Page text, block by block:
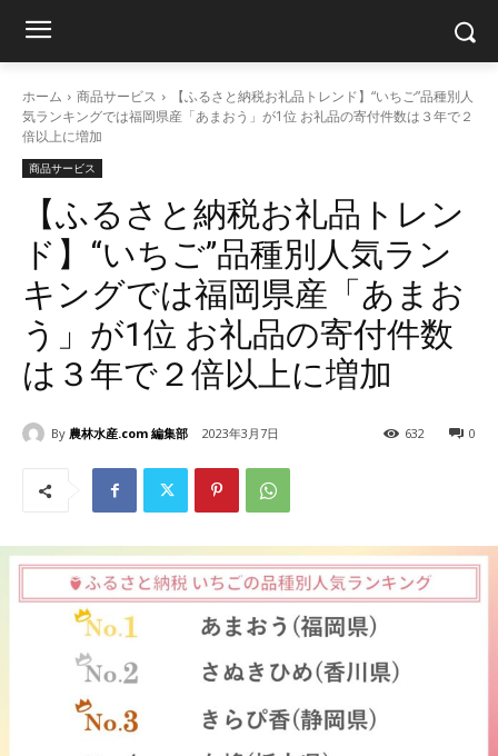
ホーム 商品サービス
【ふるさと納税お礼品トレンド】“いちご”品種別人
気ランキングでは福岡県産「あまおう」が1位 お礼品の寄付件数は３年で２
倍以上に増加
商品サービス
【ふるさと納税お礼品トレン
ド】“いちご”品種別人気ラン
キングでは福岡県産「あまお
う」が1位 お礼品の寄付件数
は３年で２倍以上に増加
By 農林水産.com 編集部 2023年3月7日 0
632